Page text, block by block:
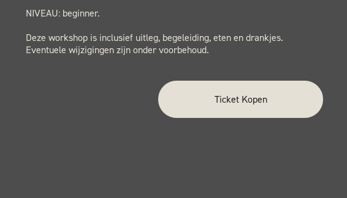
NIVEAU: beginner.
Deze workshop is inclusief uitleg, begeleiding, eten en drankjes.
Eventuele wijzigingen zijn onder voorbehoud.
Ticket Kopen